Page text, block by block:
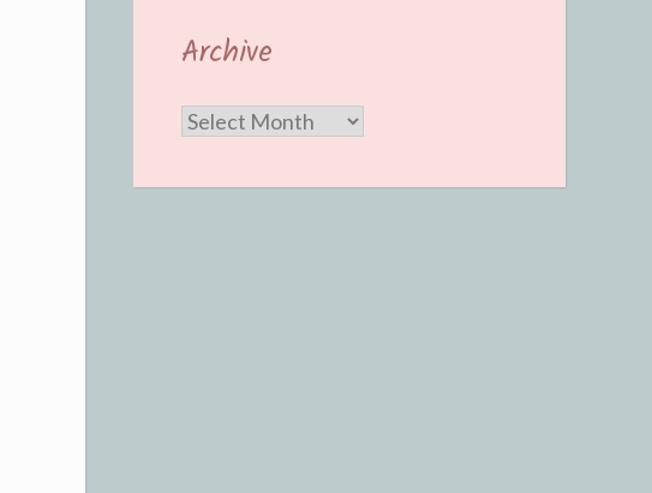
Archive
Archive